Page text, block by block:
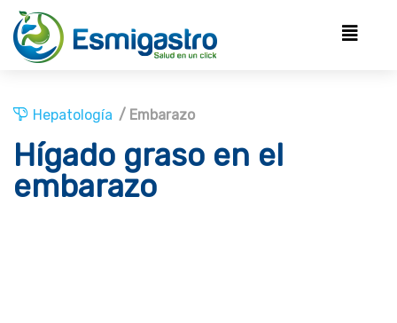
Hepatología / Embarazo
Hígado graso en el
embarazo